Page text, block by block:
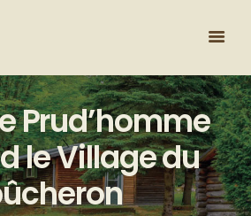
Prud’homme
le Village du